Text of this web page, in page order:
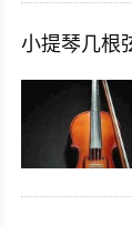
小提琴几根